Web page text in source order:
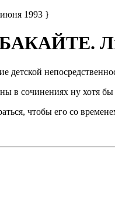
1993 }
в сочинениях ну хотя
чтобы его со